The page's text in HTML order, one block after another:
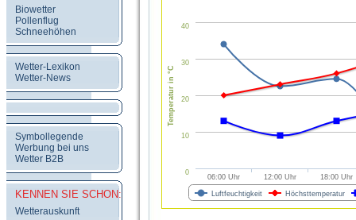
Biowetter
Pollenflug
Schneehöhen
Wetter-Lexikon
Wetter-News
Symbollegende
Werbung bei uns
Wetter B2B
KENNEN SIE SCHON:
Wetterauskunft
Temperatur in °C
Luftfeuchtigkeit Höchsttemperatur
06:00 Uhr 12:00 Uhr 18:00 Uhr
10
20
30
0
40